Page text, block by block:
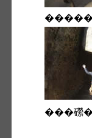
���礯